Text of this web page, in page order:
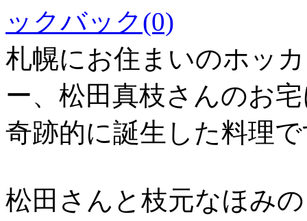
ックバック(0)
札幌にお住まいのホッ
ー、松田真枝さんのお
奇跡的に誕生した料理
松田さんと枝元なほみ